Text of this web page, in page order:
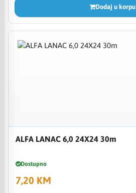
Dodaj u korpu
ALFA LANAC 6,0 24X24 30m
Dostupno
7,20 KM